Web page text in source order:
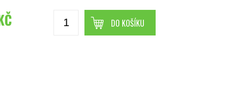
DO KOŠÍKU